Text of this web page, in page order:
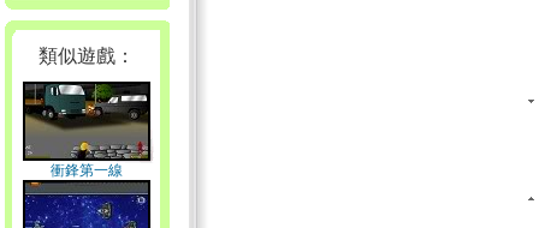
類似遊戲：
衝鋒第一線